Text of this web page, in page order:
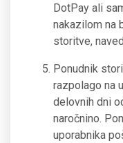
DotPay ali
nakazilom na
storitve,
Ponudnik
razpolago na
delovnih dni
naročnino.
uporabnika